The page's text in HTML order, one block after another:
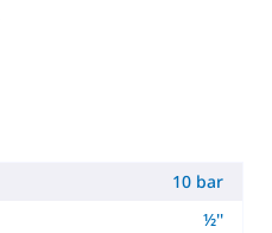
10 bar
½''